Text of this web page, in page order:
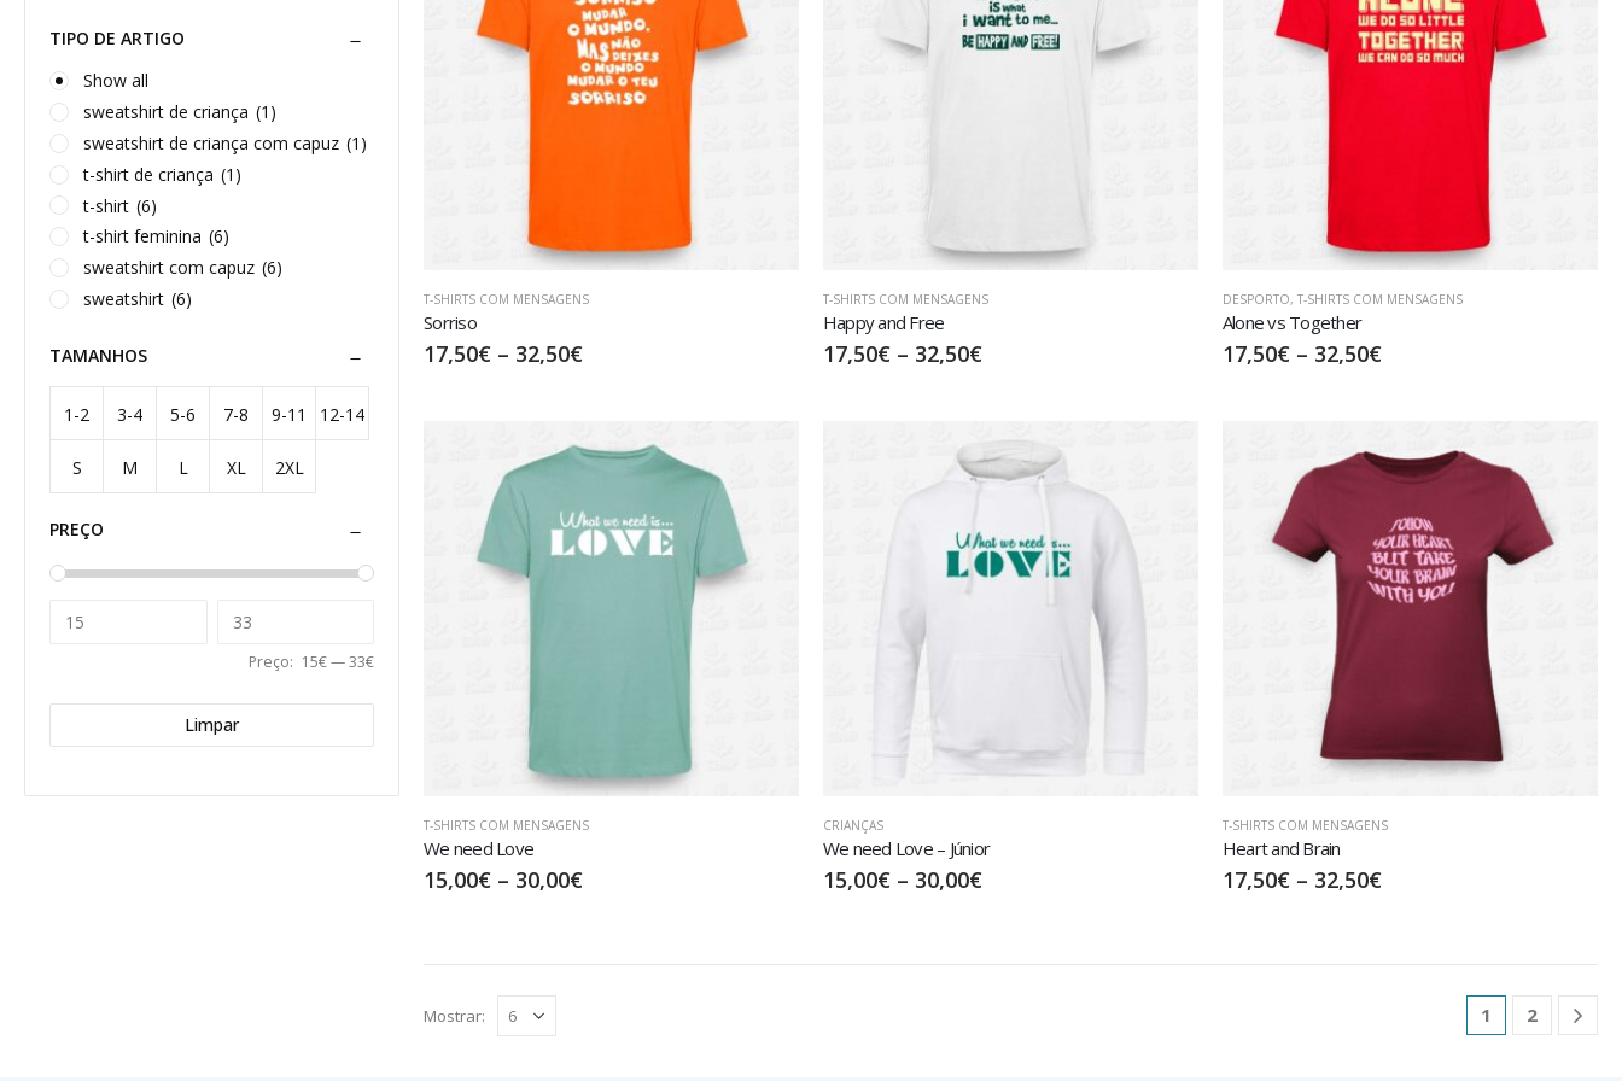
T-SHIRTS COM MENSAGENS
Sorriso
17,50€ – 32,50€
T-SHIRTS COM MENSAGENS
Happy and Free
17,50€– 32,50€
DESPORTO, T-SHIRTS COM MENSAGENS
Alone vs Together
17,50€– 32,50€
T-SHIRTS COM MENSAGENS
We need Love
15,00€ – 30,00€
CRIANÇAS
We need Love – Júnior
15,00€– 30,00€
T-SHIRTS COM MENSAGENS
Heart and Brain
17,50€– 32,50€
Mostrar: 1 2
TIPO DE ARTIGO
Show all
sweatshirt de criança (1)
sweatshirt de criança com capuz (1)
t-shirt de criança (1)
t-shirt (6)
t-shirt feminina (6)
sweatshirt com capuz (6)
sweatshirt (6)
TAMANHOS
1-2
anos
3-4
anos
5-6
anos
7-8
anos
9-11
anos
12-14
S M L XL 2XL
PREÇO
Preço: 15€—33€
Limpar